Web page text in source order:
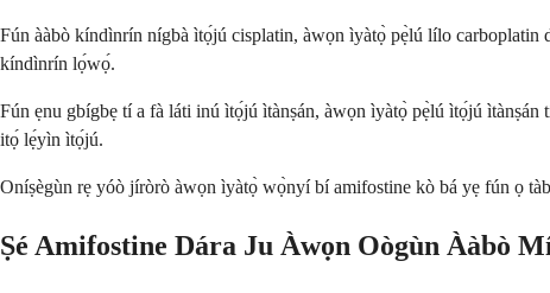
Fún ààbò kíndìnrín nígbà ìtọ́jú cisplatin, àwọn ìyàtọ̀ pẹ̀lú lílo carboplatin
kíndìnrín lọ́wọ́.
Fún ẹnu gbígbẹ tí a fà láti inú ìtọ́jú ìtànṣán, àwọn ìyàtọ̀ pẹ̀lú ìtọ́jú
itọ́ lẹ́yìn ìtọ́jú.
Oníṣègùn rẹ yóò jíròrò àwọn ìyàtọ̀ wọ̀nyí bí amifostine kò bá yẹ fún ọ
Ṣé Amifostine Dára Ju Àwọn Oògùn Ààbò